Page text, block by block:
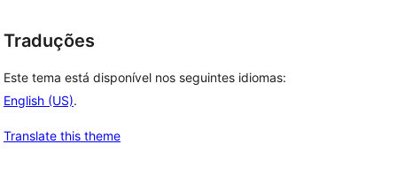
Traduções
Este tema está disponível nos seguintes idiomas:
English (US).
Translate this theme